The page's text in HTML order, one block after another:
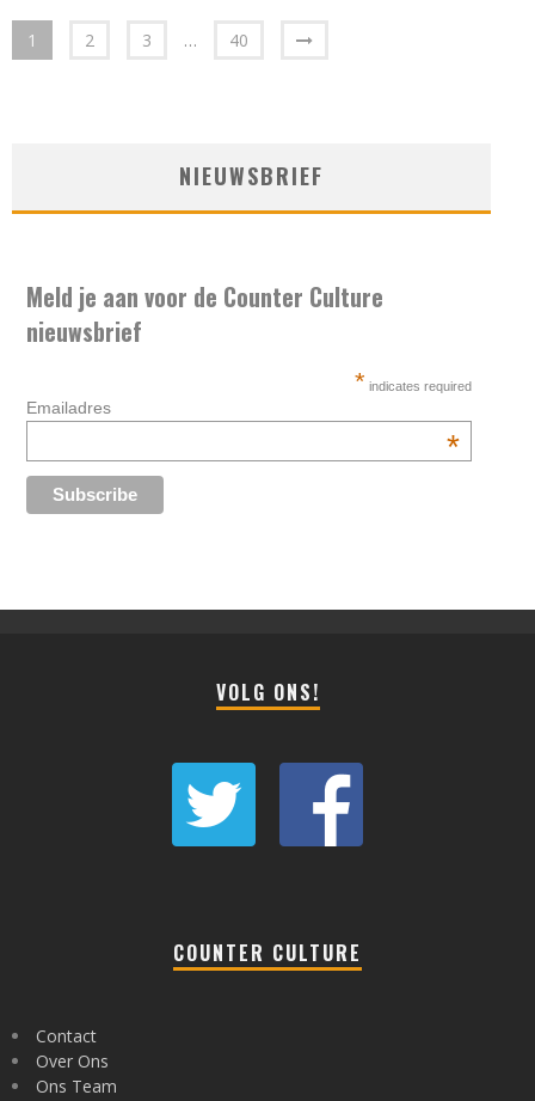
1 2 3 … 40
NIEUWSBRIEF
Meld je aan voor de Counter Culture
nieuwsbrief
* indicates required
Emailadres
*
VOLG ONS!
COUNTER CULTURE
Contact
Over Ons
Ons Team